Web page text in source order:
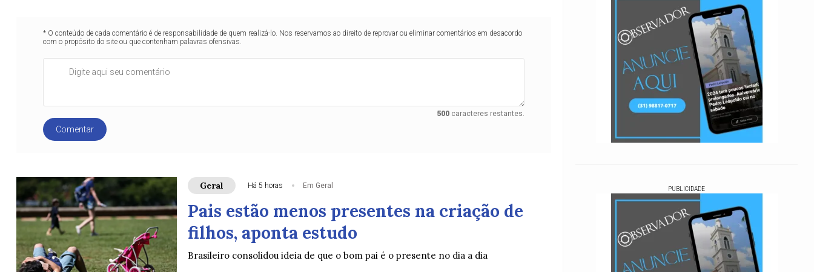
* O conteúdo de cada comentário é de responsabilidade de quem realizá-lo. Nos reservamos ao direito de reprovar ou eliminar comentários em desacordo
com o propósito do site ou que contenham palavras ofensivas.
500caracteres restantes.
Comentar
Geral Há 5 horas Em Geral
Pais estão menos presentes na criação de
filhos, aponta estudo
Brasileiro consolidou ideia de que o bom pai é o presente no dia a dia
PUBLICIDADE